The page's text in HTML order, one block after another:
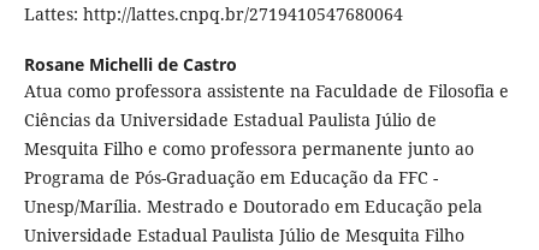
Lattes: http://lattes.cnpq.br/2719410547680064
Rosane Michelli de Castro
Atua como professora assistente na Faculdade de Filosofia e
Ciências da Universidade Estadual Paulista Júlio de
Mesquita Filho e como professora permanente junto ao
Programa de Pós-Graduação em Educação da FFC -
Unesp/Marília. Mestrado e Doutorado em Educação pela
Universidade Estadual Paulista Júlio de Mesquita Filho